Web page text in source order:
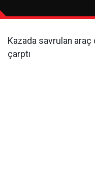
Kazada savrulan
çarptı